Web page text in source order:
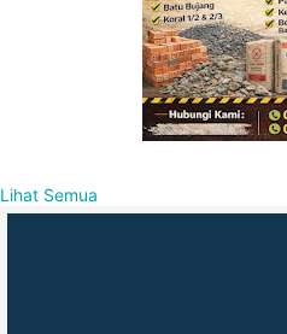
Lihat Semua